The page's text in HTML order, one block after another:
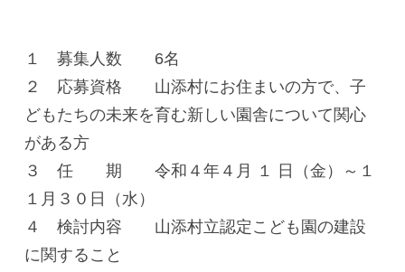
１ 募集人数 6名
２ 応募資格 山添村にお住まいの方で、子
どもたちの未来を育む新しい園舎について関心
がある方
３ 任 期 令和４年４月 １ 日（金）～１
１月３０日（水）
４ 検討内容 山添村立認定こども園の建設
に関すること